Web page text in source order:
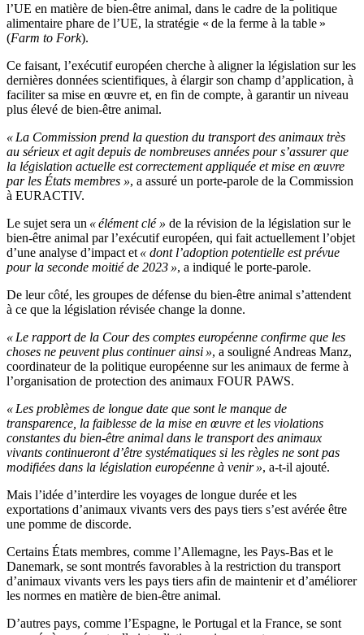
l’UE en matière de bien-être animal, dans le cadre de la politique
alimentaire phare de l’UE, la stratégie « de la ferme à la table »
(Farm to Fork).
Ce faisant, l’exécutif européen cherche à aligner la législation sur les
dernières données scientifiques, à élargir son champ d’application, à
faciliter sa mise en œuvre et, en fin de compte, à garantir un niveau
plus élevé de bien-être animal.
« La Commission prend la question du transport des animaux très
au sérieux et agit depuis de nombreuses années pour s’assurer que
la législation actuelle est correctement appliquée et mise en œuvre
par les États membres », a assuré un porte-parole de la Commission
à EURACTIV.
Le sujet sera un «élément clé » de la révision de la législation sur le
bien-être animal par l’exécutif européen, qui fait actuellement l’objet
d’une analyse d’impact et « dont l’adoption potentielle est prévue
pour la seconde moitié de 2023 », a indiqué le porte-parole.
De leur côté, les groupes de défense du bien-être animal s’attendent
à ce que la législation révisée change la donne.
« Le rapport de la Cour des comptes européenne confirme que les
choses ne peuvent plus continuer ainsi », a souligné Andreas Manz,
coordinateur de la politique européenne sur les animaux de ferme à
l’organisation de protection des animaux FOUR PAWS.
« Les problèmes de longue date que sont le manque de
transparence, la faiblesse de la mise en œuvre et les violations
constantes du bien-être animal dans le transport des animaux
vivants continueront d’être systématiques si les règles ne sont pas
modifiées dans la législation européenne à venir », a-t-il ajouté.
Mais l’idée d’interdire les voyages de longue durée et les
exportations d’animaux vivants vers des pays tiers s’est avérée être
une pomme de discorde.
Certains États membres, comme l’Allemagne, les Pays-Bas et le
Danemark, se sont montrés favorables à la restriction du transport
d’animaux vivants vers les pays tiers afin de maintenir et d’améliorer
les normes en matière de bien-être animal.
D’autres pays, comme l’Espagne, le Portugal et la France, se sont